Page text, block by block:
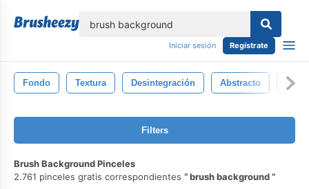
Iniciar sesión Regístrate
Fondo Textura Desintegración Abstracto
Filters
Brush Background Pinceles
2.761 pinceles gratis correspondientes
brush background